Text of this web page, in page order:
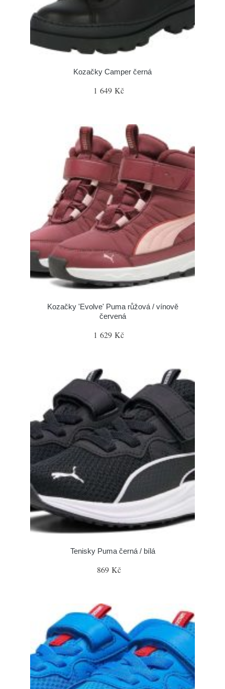
Kozačky Camper černá
1 649 Kč
Kozačky 'Evolve' Puma růžová / vínově
červená
1 629 Kč
Tenisky Puma černá / bílá
869 Kč